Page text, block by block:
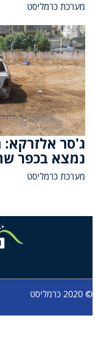
מערכת כרמליסט
ג'סר אלזרקא:
נמצא בכפר
מערכת כרמליסט
© 2020 כרמליסט